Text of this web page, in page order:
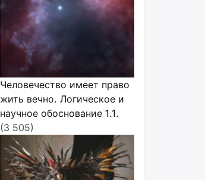
Человечество имеет право
жить вечно. Логическое и
научное обоснование 1.1.
(3 505)